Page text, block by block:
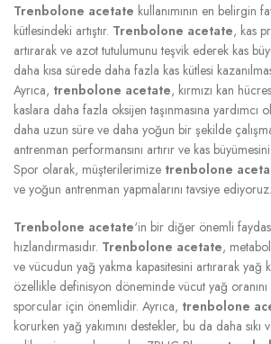
Trenbolone acetate kullanımının en belirgin
kütlesindeki artıştır. Trenbolone acetate, kas
artırarak ve azot tutulumunu teşvik ederek kas
daha kısa sürede daha fazla kas kütlesi
Ayrıca, trenbolone acetate, kırmızı kan
kaslara daha fazla oksijen taşınmasına yardımcı
daha uzun süre ve daha yoğun bir şekilde
antrenman performansını artırır ve kas
Spor olarak, müşterilerimize trenbolone
ve yoğun antrenman yapmalarını tavsiye ediyoruz.
Trenbolone acetate‘in bir diğer önemli
hızlandırmasıdır. Trenbolone acetate,
ve vücudun yağ yakma kapasitesini artırarak yağ
özellikle definisyon döneminde vücut yağ
sporcular için önemlidir. Ayrıca, trenbolone
korurken yağ yakımını destekler, bu da daha